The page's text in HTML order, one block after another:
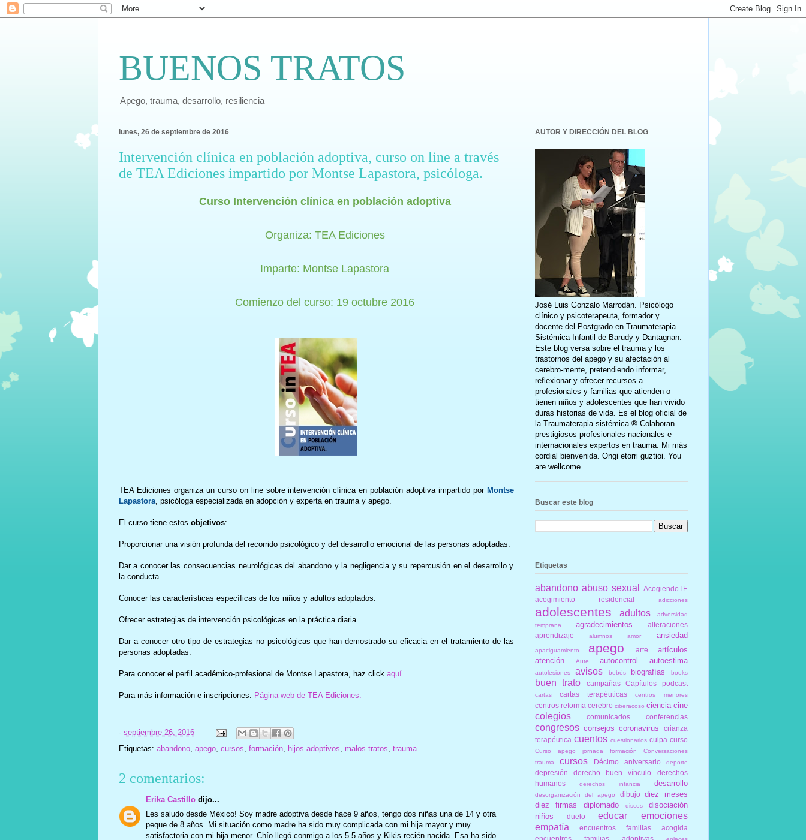
BUENOS TRATOS
Apego, trauma, desarrollo, resiliencia
lunes, 26 de septiembre de 2016
Intervención clínica en población adoptiva, curso on line a través
de TEA Ediciones impartido por Montse Lapastora, psicóloga.
Curso Intervención clínica en población adoptiva
Organiza: TEA Ediciones
Imparte: Montse Lapastora
Comienzo del curso: 19 octubre 2016
TEA Ediciones organiza un curso on line sobre intervención clínica en población adoptiva impartido por Montse
Lapastora, psicóloga especializada en adopción y experta en trauma y apego.
El curso tiene estos objetivos:
Proporcionar una visión profunda del recorrido psicológico y del desarrollo emocional de las personas adoptadas.
Dar a conocer las consecuencias neurológicas del abandono y la negligencia y su repercusión en el desarrollo y
la conducta.
Conocer las características específicas de los niños y adultos adoptados.
Ofrecer estrategias de intervención psicológicas en la práctica diaria.
Dar a conocer otro tipo de estrategias no psicológicas que han demostrado su eficacia en el tratamiento de las
personas adoptadas.
Para conocer el perfil académico-profesional de Montse Lapastora, haz click aquí
Para más información e inscripciones: Página web de TEA Ediciones.
- septiembre 26, 2016
Etiquetas: abandono, apego, cursos formación, hijos adoptivos malos tratos trauma
2 comentarios:
Erika Castillodijo...
Les saludo desde México! Soy madre adoptiva desde hace 9 años, tengo dos niñas una de 14 y otra
peque de 8 años. Mi situación como madre ha sido muy complicada con mi hija mayor y muy
satisfactoria con mi hija menor. Chío llegó conmigo a los 5.5 años y Kikis recién nacida. Esa ha sido
AUTOR Y DIRECCIÓN DEL BLOG
José Luis Gonzalo Marrodán. Psicólogo
clínico y psicoterapeuta, formador y
docente del Postgrado en Traumaterapia
Sistémica-Infantil de Barudy y Dantagnan.
Este blog versa sobre el trauma y los
trastornos del apego y su afectación al
cerebro-mente, pretendiendo informar,
reflexionar y ofrecer recursos a
profesionales y familias que atienden o
tienen niños y adolescentes que han vivido
duras historias de vida. Es el blog oficial de
la Traumaterapia sistémica.® Colaboran
prestigiosos profesionales nacionales e
internacionales expertos en trauma. Mi más
cordial bienvenida. Ongi etorri guztioi. You
are wellcome.
Buscar este blog
Etiquetas
abandono abuso sexual
AcogiendoTE
acogimiento residencial
adicciones
adolescentes adultos
adversidad
temprana
agradecimientos
alteraciones
aprendizaje
alumnos amor ansiedad
apaciguamiento apego arte
artículos
atención
Aute autocontrol autoestima
autolesiones avisos bebés biografías books
buen trato campañas Capítulos podcast
cartas cartas terapéuticas centros menores
centros reforma cerebro ciberacoso ciencia cine
colegios comunicados conferencias
congresos consejos coronavirus
crianza
terapéutica cuentos cuestionarios culpa curso
Curso apego jornada formación Conversaciones
trauma
cursos Décimo aniversario deporte
depresión derecho buen vínculo
derechos
humanos
derechos infancia desarrollo
desorganización del apego dibujo diez meses
diez firmas
diplomado discos
disociación
niños
duelo educar
emociones
empatía
encuentros familias acogida
encuentros familias adoptivas